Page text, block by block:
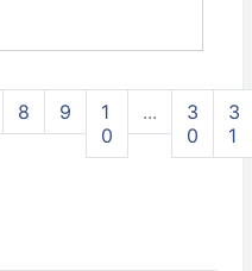
8 9
1
0
...
3
0
3
1